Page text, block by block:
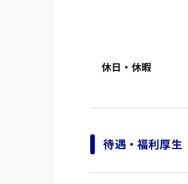
山
時
日
休日・休暇
待遇・福利厚生